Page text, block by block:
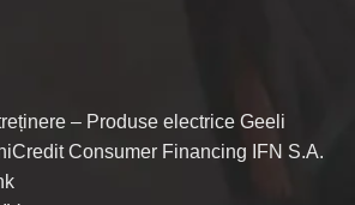
– Produse electrice Geeli
Consumer Financing IFN S.A.